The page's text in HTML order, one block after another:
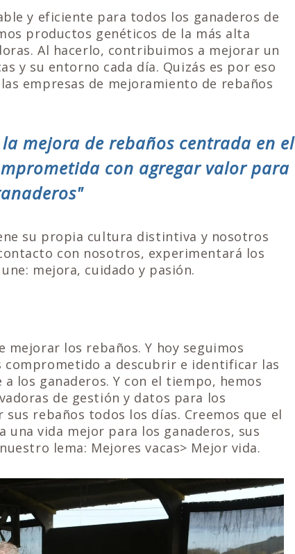
y eficiente para todos los ganaderos de
productos genéticos de la más alta
Al hacerlo, contribuimos a mejorar un
y su entorno cada día. Quizás es por eso
empresas de mejoramiento de rebaños
mejora de rebaños centrada en el
con agregar valor para
su propia cultura distintiva y nosotros
con nosotros, experimentará los
mejora, cuidado y pasión.
mejorar los rebaños. Y hoy seguimos
comprometido a descubrir e identificar las
los ganaderos. Y con el tiempo, hemos
de gestión y datos para los
rebaños todos los días. Creemos que el
vida mejor para los ganaderos, sus
lema: Mejores vacas> Mejor vida.